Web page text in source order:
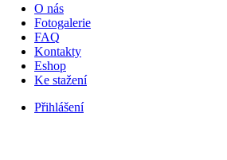
O nás
Fotogalerie
FAQ
Kontakty
Eshop
Ke stažení
Přihlášení